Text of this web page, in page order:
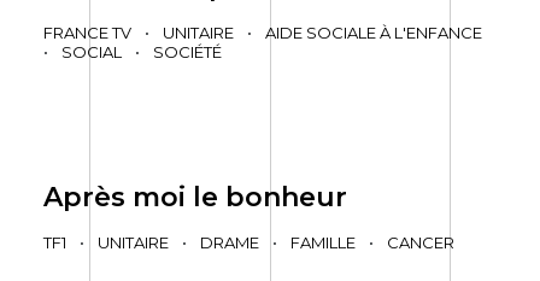
FRANCE TV • UNITAIRE •
AIDE SOCIALE À L'ENFANCE
•
SOCIAL • SOCIÉTÉ
Après moi le bonheur
TF1 • UNITAIRE • DRAME • FAMILLE • CANCER